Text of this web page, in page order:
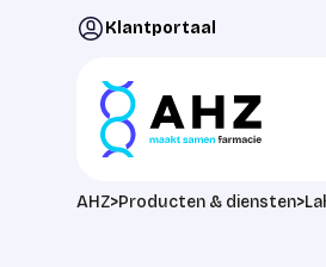
Ga naar de inhoud
Klantportaal
AHZ>Producten & diensten>